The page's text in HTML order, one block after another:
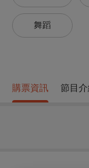
舞蹈
購票資訊 節目